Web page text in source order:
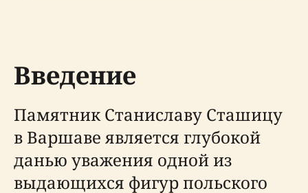
Введение
Памятник Станиславу Сташицу
в Варшаве является глубокой
данью уважения одной из
выдающихся фигур польского